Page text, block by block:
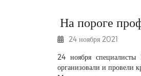
На пороге
24 ноября 2021
24 ноября
организовали и провели